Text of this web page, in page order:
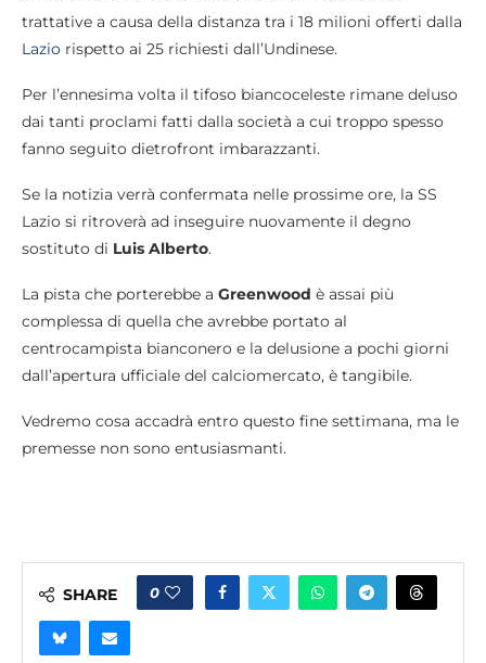
trattative a causa della distanza tra i 18 milioni offerti dalla
Lazio rispetto ai 25 richiesti dall’Undinese.
Per l’ennesima volta il tifoso biancoceleste rimane deluso
dai tanti proclami fatti dalla società a cui troppo spesso
fanno seguito dietrofront imbarazzanti.
Se la notizia verrà confermata nelle prossime ore, la SS
Lazio si ritroverà ad inseguire nuovamente il degno
sostituto di Luis Alberto.
La pista che porterebbe a Greenwood è assai più
complessa di quella che avrebbe portato al
centrocampista bianconero e la delusione a pochi giorni
dall’apertura ufficiale del calciomercato, è tangibile.
Vedremo cosa accadrà entro questo fine settimana, ma le
premesse non sono entusiasmanti.
SHARE 0